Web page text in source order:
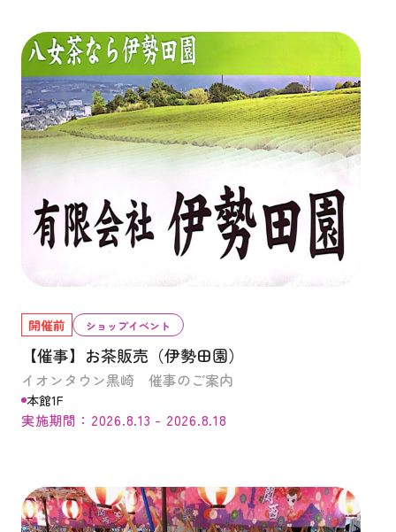
開催前 ショップイベント
【催事】お茶販売（伊勢田園）
イオンタウン黒崎 催事のご案内
本館1F
実施期間：2026.8.13 - 2026.8.18